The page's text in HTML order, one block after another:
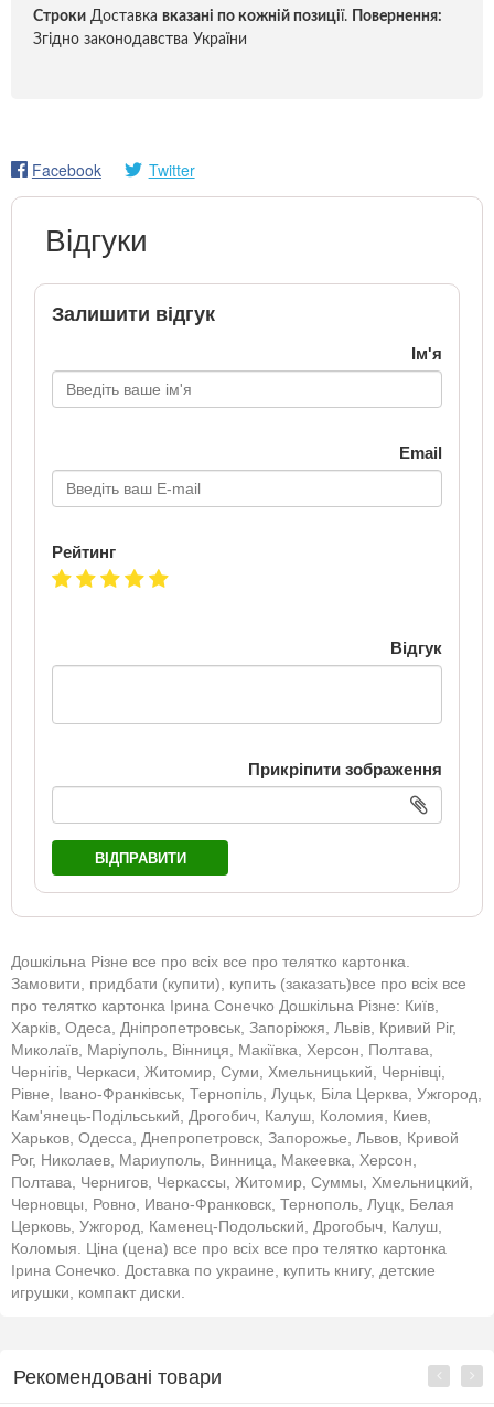
Строки Доставка вказані по кожній позиції.
Повернення:
Згідно законодавства України
Facebook Twitter
Відгуки
Залишити відгук
Ім'я
Email
Рейтинг
Відгук
Прикріпити зображення
ВІДПРАВИТИ
Дошкільна Різне все про всіх все про телятко картонка.
Замовити, придбати (купити), купить (заказать)все про всіх все
про телятко картонка Ірина Сонечко Дошкільна Різне: Київ,
Харків, Одеса, Дніпропетровськ, Запоріжжя, Львів, Кривий Ріг,
Миколаїв, Маріуполь, Вінниця, Макіївка, Херсон, Полтава,
Чернігів, Черкаси, Житомир, Суми, Хмельницький, Чернівці,
Рівне, Івано-Франківськ, Тернопіль, Луцьк, Біла Церква, Ужгород,
Кам'янець-Подільський, Дрогобич, Калуш, Коломия, Киев,
Харьков, Одесса, Днепропетровск, Запорожье, Львов, Кривой
Рог, Николаев, Мариуполь, Винница, Макеевка, Херсон,
Полтава, Чернигов, Черкассы, Житомир, Суммы, Хмельницкий,
Черновцы, Ровно, Ивано-Франковск, Тернополь, Луцк, Белая
Церковь, Ужгород, Каменец-Подольский, Дрогобыч, Калуш,
Коломыя. Ціна (цена) все про всіх все про телятко картонка
Ірина Сонечко. Доставка по украине, купить книгу, детские
игрушки, компакт диски.
Рекомендовані товари